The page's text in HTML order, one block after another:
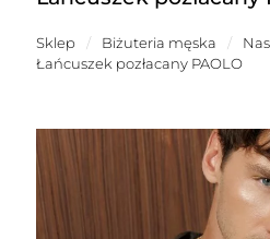
Sklep / Biżuteria męska /
Łańcuszek pozłacany PAOLO